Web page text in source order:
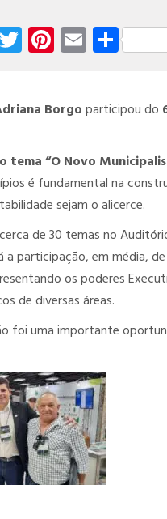
Twitter
Pinterest
Email
Borgoparticipou do
tema “O Novo
é fundamental na
sejam o alicerce.
de 30 temas no
a participação, em média,
os poderes
de diversas áreas.
foi uma importante